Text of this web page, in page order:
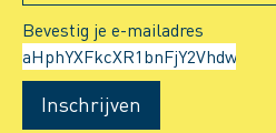
Bevestig je e-mailadres
Inschrijven